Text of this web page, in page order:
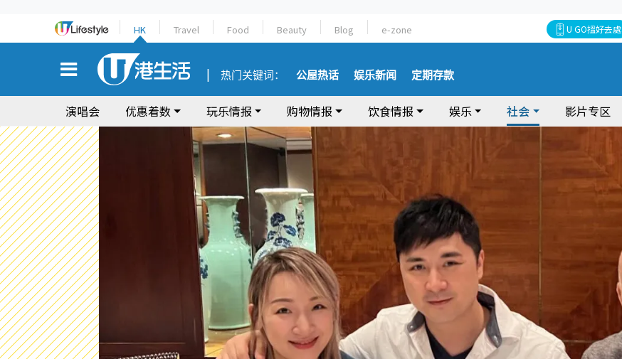
HK Travel Food Beauty Blog e-zone U GO搵好去處
热门关键词： 公屋热话 娱乐新闻 定期存款
演唱会 优惠着数 玩乐情报 购物情报 饮食情报 娱乐 社会 影片专区